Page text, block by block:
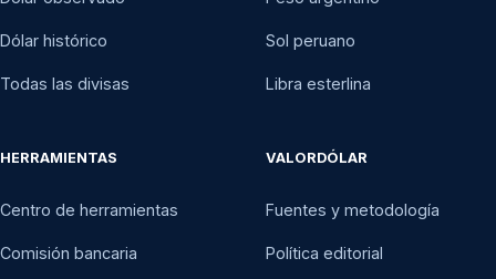
Dólar histórico
Todas las divisas
Sol peruano
Libra esterlina
HERRAMIENTAS
Centro de herramientas
Comisión bancaria
VALORDÓLAR
Fuentes y metodología
Política editorial